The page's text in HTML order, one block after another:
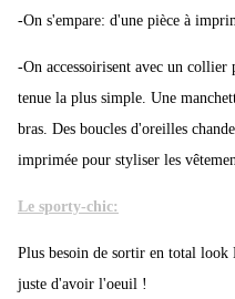
-On s'empare: d'une pièce à
-On accessoirisent avec un
tenue la plus simple. Une
bras. Des boucles d'oreilles
imprimée pour styliser les
Le sporty-chic:
Plus besoin de sortir en total
juste d'avoir l'oeuil !